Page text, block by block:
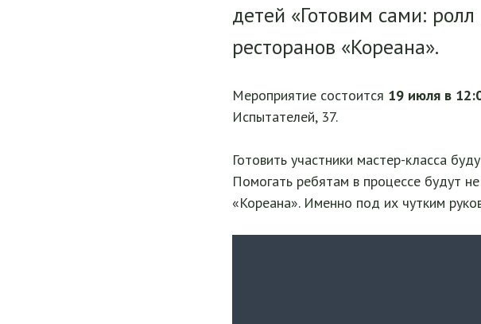
детей «Готовим сами:
ресторанов «Кореана».
Мероприятие состоится 19 июля в
Испытателей, 37.
Готовить участники мастер-класса
Помогать ребятам в процессе будут
«Кореана». Именно под их чутким